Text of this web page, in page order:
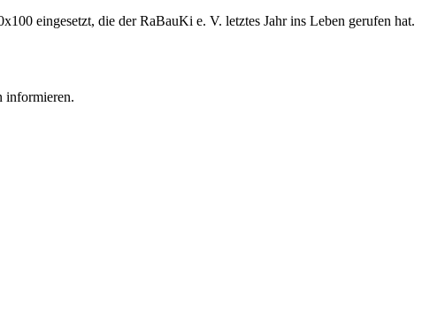
eingesetzt, die der RaBauKi e. V. letztes Jahr ins Leben gerufen hat.
informieren.